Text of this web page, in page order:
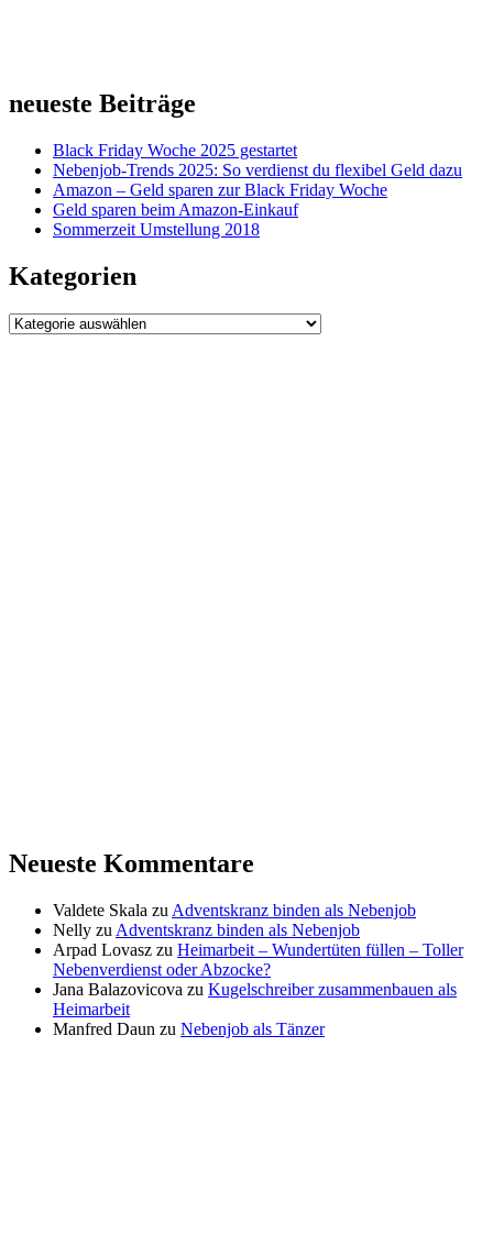
neueste Beiträge
Black Friday Woche 2025 gestartet
Nebenjob-Trends 2025: So verdienst du flexibel Geld dazu
Amazon – Geld sparen zur Black Friday Woche
Geld sparen beim Amazon-Einkauf
Sommerzeit Umstellung 2018
Kategorien
Kategorien
Neueste Kommentare
Valdete Skala zu Adventskranz binden als Nebenjob
Nelly zu Adventskranz binden als Nebenjob
Arpad Lovasz zu Heimarbeit – Wundertüten füllen – Toller
Nebenverdienst oder Abzocke?
Jana Balazovicova zu Kugelschreiber zusammenbauen als
Heimarbeit
Manfred Daun zu Nebenjob als Tänzer